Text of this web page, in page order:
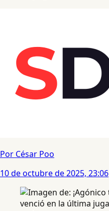
Por César Poo
10 de octubre de 2025, 23:06